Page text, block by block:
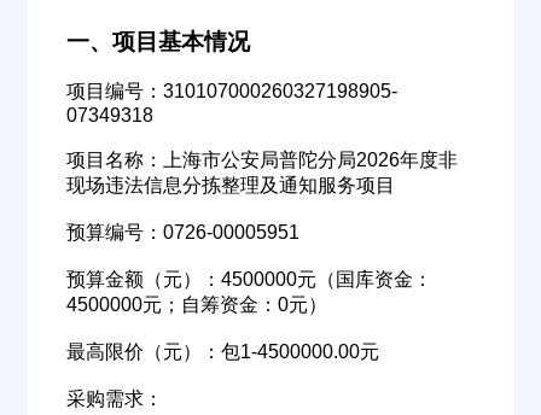
一、项目基本情况
项目编号：310107000260327198905-
07349318
项目名称：上海市公安局普陀分局2026年度非
现场违法信息分拣整理及通知服务项目
预算编号：0726-00005951
预算金额（元）：4500000元（国库资金：
4500000元；自筹资金：0元）
最高限价（元）：包1-4500000.00元
采购需求：